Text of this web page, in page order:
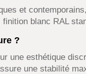
et
blanc RAL
?
une esthétique
une stabilité